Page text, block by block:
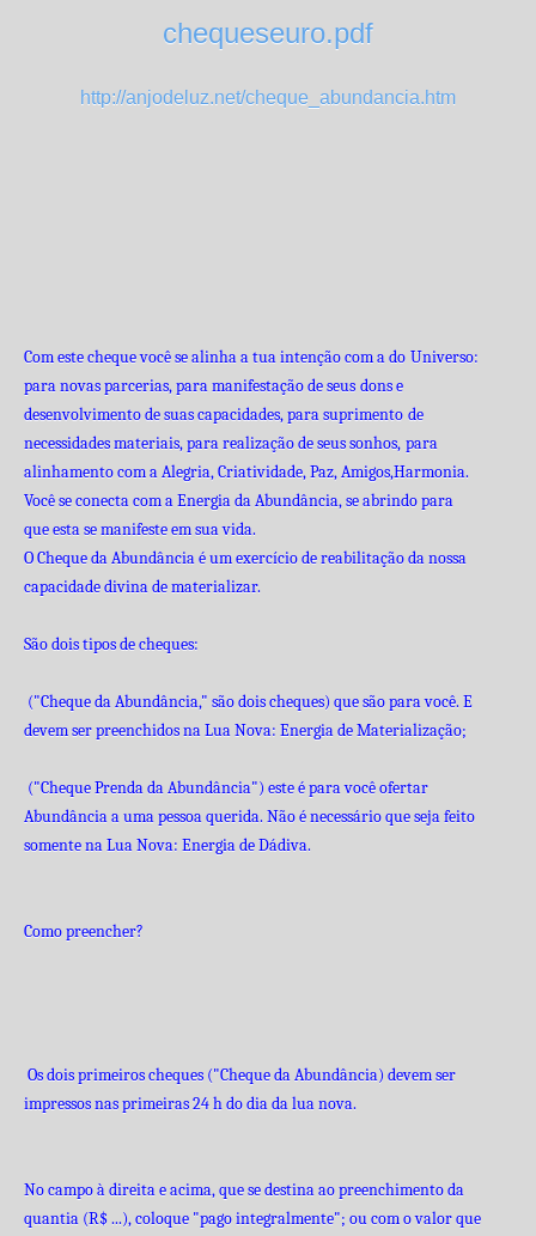
chequeseuro.pdf
http://anjodeluz.net/cheque_abundancia.htm
Com este cheque você se alinha a tua intenção com a do Universo:
para novas parcerias, para manifestação de seus dons e
desenvolvimento de suas capacidades, para suprimento de
necessidades materiais, para realização de seus sonhos, para
alinhamento com a Alegria, Criatividade, Paz, Amigos,Harmonia.
Você se conecta com a Energia da Abundância, se abrindo para
que esta se manifeste em sua vida.
O Cheque da Abundância é um exercício de reabilitação da nossa
capacidade divina dematerializar.
São dois tipos de cheques:
("Cheque da Abundância," são dois cheques) que são para você. E
devem ser preenchidos na Lua Nova: Energia de Materialização;
("Cheque Prenda da Abundância") este é para você ofertar
Abundância a uma pessoa querida. Não é necessário que seja feito
somente na Lua Nova: Energia de Dádiva.
Como preencher?
Os dois primeiros cheques ("Cheque da Abundância) devem ser
impressos nas primeiras 24 h do dia da lua nova.
No campo à direita e acima, que se destina ao preenchimento da
quantia (R$ ...), coloque "pago integralmente"; ou com o valor que